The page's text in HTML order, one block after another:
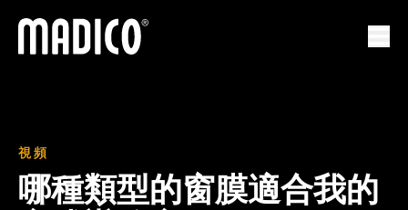
馬迪科
視頻
哪種類型的窗膜適合我的